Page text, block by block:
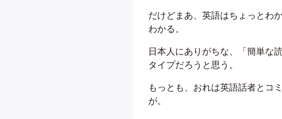
だけどまあ、英語はちょっとわ
わかる。
日本人にありがちな、「簡単な
タイプだろうと思う。
もっとも、おれは英語話者とコ
が。